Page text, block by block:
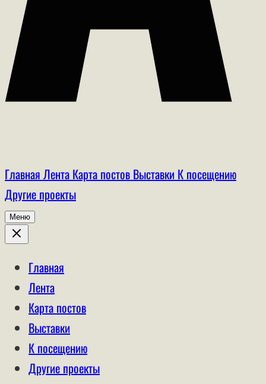
Главная Лента Карта постов Выставки К посещению
Другие проекты
Меню
Главная
Лента
Карта постов
Выставки
К посещению
Другие проекты